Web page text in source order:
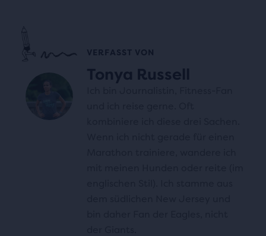
VERFASST VON
Tonya Russell